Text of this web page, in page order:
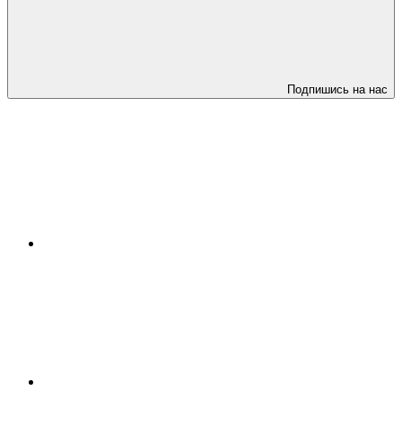
Подпишись на нас